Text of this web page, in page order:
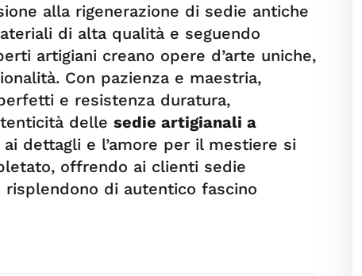
alla rigenerazione di sedie antiche
di alta qualità e seguendo
artigiani creano opere d’arte uniche,
Con pazienza e maestria,
e resistenza duratura,
delle sedie artigianali a
dettagli e l’amore per il mestiere si
offrendo ai clienti sedie
di autentico fascino